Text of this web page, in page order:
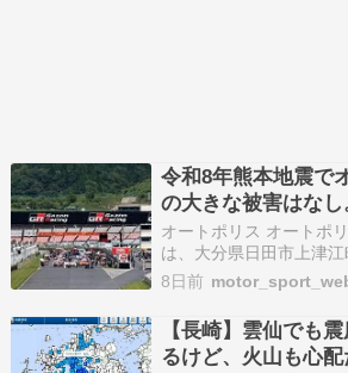
令和8年熊本地震で
の大きな被害はなし
日までクローズ
オートポリス オートポ
は、大分県日田市上津江
トである。 元々は山本
ヤー・カントリークラ
建設する予定地として
にオイルショックによ
8日前
【長崎】雲仙でも
るけど、火山も心